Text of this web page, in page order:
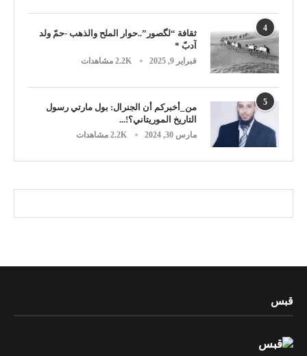
4
ثقافة “لگصور”..حوار الملح والذهب -حمّ ولد
آدبّ *
فبراير 9, 2025 2.2K مشاهدات
5
من_أخبركم أن الجنرال: بول مارتي رسول
التاريخ الموريتاني؟!...
مارس 30, 2024 2.2K مشاهدات
قبس